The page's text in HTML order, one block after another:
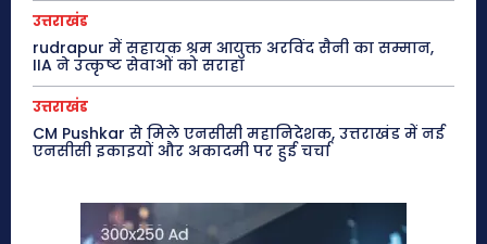
उत्तराखंड
rudrapur में सहायक श्रम आयुक्त अरविंद सैनी का सम्मान,
IIA ने उत्कृष्ट सेवाओं को सराहा
उत्तराखंड
CM Pushkar से मिले एनसीसी महानिदेशक, उत्तराखंड में नई
एनसीसी इकाइयों और अकादमी पर हुई चर्चा